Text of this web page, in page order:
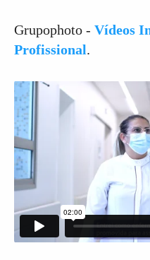
Grupophoto - Vídeos
Profissional.